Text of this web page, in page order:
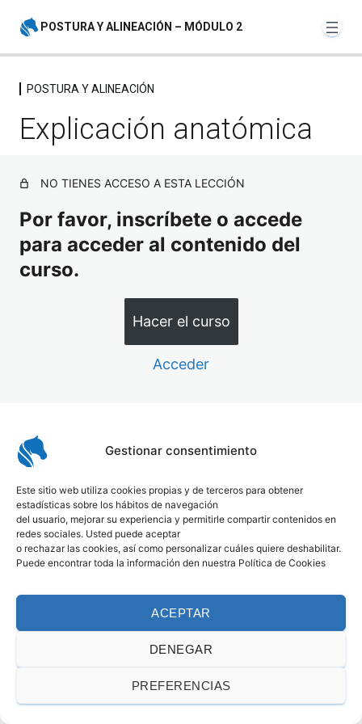
Gestionar consentimiento
Este sitio web utiliza cookies propias y de terceros para obtener
estadísticas sobre los hábitos de navegación
del usuario, mejorar su experiencia y permitirle compartir contenidos en
redes sociales. Usted puede aceptar
o rechazar las cookies, así como personalizar cuáles quiere deshabilitar.
Puede encontrar toda la información den nuestra Política de Cookies
ACEPTAR
DENEGAR
PREFERENCIAS
POSTURA Y ALINEACIÓN – MÓDULO 2
INTRODUCCIÓN
5 lecciones
Análisis binomio montado para crear línea base
Ejercicios del jinete desmontado
Ejercicios con caballo
POSTURA Y ALINEACIÓN
Explicación anatómica
NO TIENES ACCESO A ESTA LECCIÓN
Por favor, inscríbete o accede
para acceder al contenido del
curso.
Hacer el curso
Acceder